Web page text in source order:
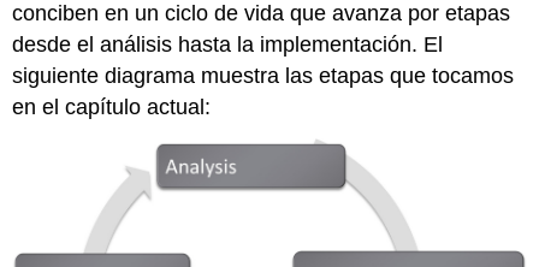
conciben en un ciclo de vida que avanza por etapas
desde el análisis hasta la implementación. El
siguiente diagrama muestra las etapas que tocamos
en el capítulo actual: